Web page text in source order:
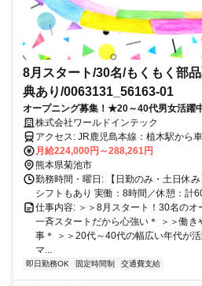
8月スタート/30名/もくもく部
典あり/0063131_56163-01
オープニング募集！★20～40代男女活躍
OK◎【履歴書不要・WEB面接OK】
株式会社ワールドインテック
アクセス: JR鹿児島本線：植木駅から車で25分 熊本電気鉄道菊池線：
御代志駅から車で15分 ＊無料送迎あり ＊車・バイク・通勤OK ＊交
通費規定支給 ＼こんなエリアから通勤している先輩も／ 菊池市・山
鹿市・合志市・熊本市北区 玉名市・
車での通勤がおすすめです◎
月給224,000円～288,261円
熊本県菊池市
勤務時間・曜日: 【日勤のみ・土日休
シフトもあり 実働：8時間／休憩：計
仕事内容: ＞＞8月スタート！30名のオ
一斉スタートだから心強い＊ ＞＞働
事＊ ＞＞20代～40代の幅広い年代が
マ...
即日勤務OK 固定時間制 交通費支給